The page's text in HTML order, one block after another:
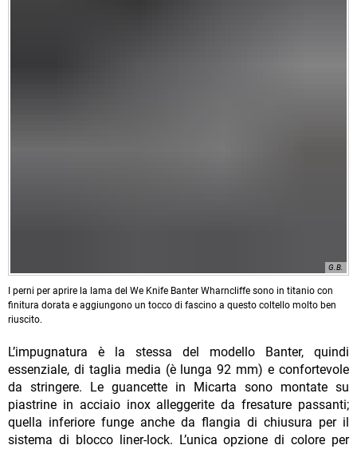
G.B.
I perni per aprire la lama del We Knife Banter Wharncliffe sono in titanio con
finitura dorata e aggiungono un tocco di fascino a questo coltello molto ben
riuscito.
L’impugnatura è la stessa del modello Banter, quindi
essenziale, di taglia media (è lunga 92 mm) e confortevole
da stringere. Le guancette in Micarta sono montate su
piastrine in acciaio inox alleggerite da fresature passanti;
quella inferiore funge anche da flangia di chiusura per il
sistema di blocco liner-lock. L’unica opzione di colore per